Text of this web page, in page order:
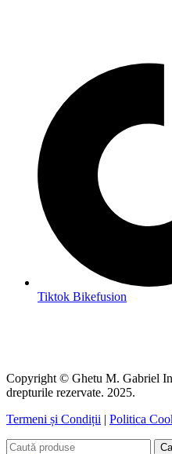
Tiktok Bikefusion
Copyright © Ghetu M. Gabriel
drepturile rezervate. 2025.
Termeni și Condiții | Politica